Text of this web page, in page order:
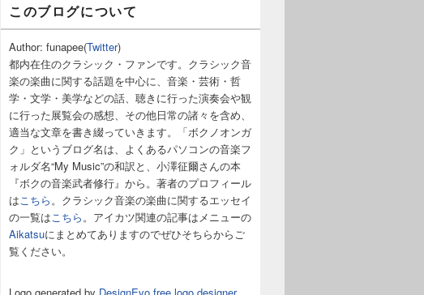
ン
サ
イ
バ
ー
ウ
ィ
ジ
エ
リ
ア
このブログについて
Author: funapee(Twitter)
都内在住のクラシック・ファンです。クラシック音
楽の楽曲に関する話題を中心に、音楽・芸術・哲
学・文学・美学などの話、聴きに行った演奏会や観
に行った展覧会の感想、その他日常の諸々を含め、
適当な文章を書き綴っていきます。「ボクノオンガ
ク」というブログ名は、よくあるパソコンの音楽フ
ォルダ名“My Music”の和訳と、小澤征爾さんの本
『ボクの音楽武者修行』から。著者のプロフィール
は こちら 。クラシック音楽の楽曲に関するエッセイ
の一覧は こちら 。アイカツ関連の記事はメニューの
Aikatsuにまとめてありますのでぜひそちらからご
覧ください。